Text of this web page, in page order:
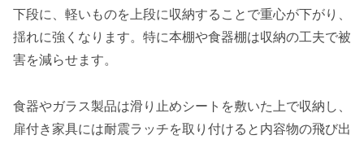
下段に、軽いものを上段に収納することで重心が下がり、
揺れに強くなります。特に本棚や食器棚は収納の工夫で被
害を減らせます。
食器やガラス製品は滑り止めシートを敷いた上で収納し、
扉付き家具には耐震ラッチを取り付けると内容物の飛び出